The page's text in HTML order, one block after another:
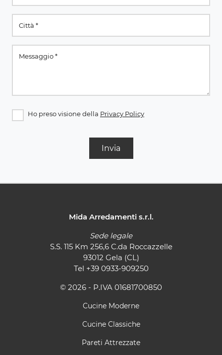
Ho preso visione della Privacy Policy
Invia
Mida Arredamenti s.r.l.
Sede legale
S.S. 115 Km 256,6 C.da Roccazzelle
93012 Gela (CL)
Tel +39 0933-909250
© 2026 - P.IVA 01681700850
Cucine Moderne
Cucine Classiche
Pareti Attrezzate